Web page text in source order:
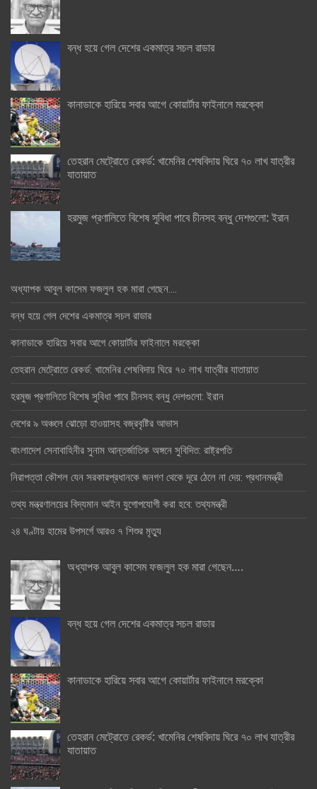
বন্ধ হয়ে গেল দেশের একমাত্র সচল রাডার
কানাডাকে হারিয়ে সবার আগে কোয়ার্টার ফাইনালে মরক্কো
তেহরান মেট্রোতে রেকর্ড: খামেনির শেষবিদায় ঘিরে ৭০ লাখ যাত্রীর
যাতায়াত
হরমুজ প্রণালিতে বিশেষ সুবিধা পাবে চীনসহ বন্ধু দেশগুলো: ইরান
অধ্যাপক আবুল কাসেম ফজলুল হক মারা গেছেন….
বন্ধ হয়ে গেল দেশের একমাত্র সচল রাডার
কানাডাকে হারিয়ে সবার আগে কোয়ার্টার ফাইনালে মরক্কো
তেহরান মেট্রোতে রেকর্ড: খামেনির শেষবিদায় ঘিরে ৭০ লাখ যাত্রীর যাতায়াত
হরমুজ প্রণালিতে বিশেষ সুবিধা পাবে চীনসহ বন্ধু দেশগুলো: ইরান
দেশের ৯ অঞ্চলে ঝোড়ো হাওয়াসহ বজ্রবৃষ্টির আভাস
বাংলাদেশ সেনাবাহিনীর সুনাম আন্তর্জাতিক অঙ্গনে সুবিদিত: রাষ্ট্রপতি
নিরাপত্তা কৌশল যেন সরকারপ্রধানকে জনগণ থেকে দূরে ঠেলে না দেয়: প্রধানমন্ত্রী
তথ্য মন্ত্রণালয়ের বিদ্যমান আইন যুগোপযোগী করা হবে: তথ্যমন্ত্রী
২৪ ঘণ্টায় হামের উপসর্গে আরও ৭ শিশুর মৃত্যু
অধ্যাপক আবুল কাসেম ফজলুল হক মারা গেছেন….
বন্ধ হয়ে গেল দেশের একমাত্র সচল রাডার
কানাডাকে হারিয়ে সবার আগে কোয়ার্টার ফাইনালে মরক্কো
তেহরান মেট্রোতে রেকর্ড: খামেনির শেষবিদায় ঘিরে ৭০ লাখ যাত্রীর
যাতায়াত